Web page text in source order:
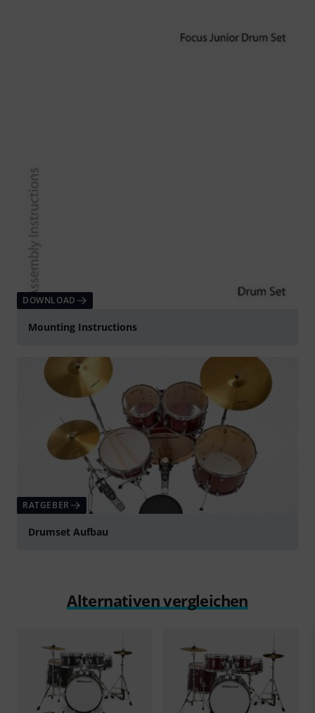
DOWNLOAD
Mounting Instructions
RATGEBER
Drumset Aufbau
Alternativen vergleichen